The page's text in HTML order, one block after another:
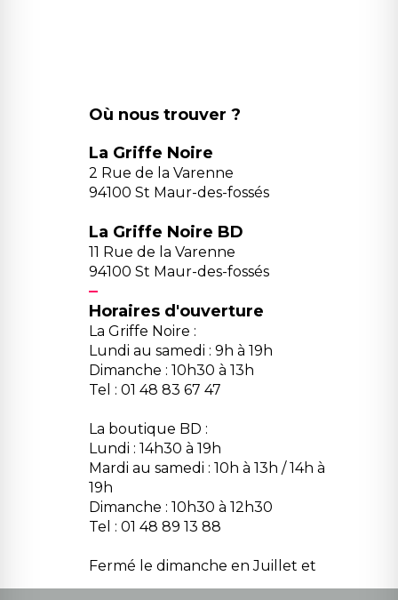
Où nous trouver ?
La Griffe Noire
2 Rue de la Varenne
94100 St Maur-des-fossés
La Griffe Noire BD
11 Rue de la Varenne
94100 St Maur-des-fossés
Horaires d'ouverture
La Griffe Noire :
Lundi au samedi : 9h à 19h
Dimanche : 10h30 à 13h
Tel : 01 48 83 67 47
La boutique BD :
Lundi : 14h30 à 19h
Mardi au samedi : 10h à 13h / 14h à
19h
Dimanche : 10h30 à 12h30
Tel : 01 48 89 13 88
Fermé le dimanche en Juillet et
Août